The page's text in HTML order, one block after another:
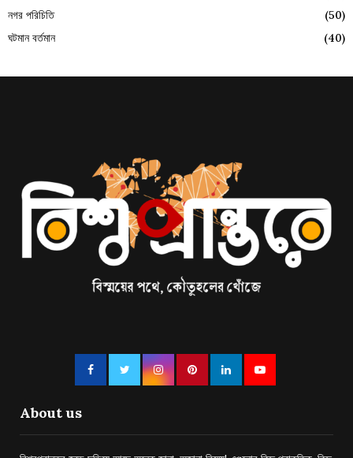
নগর পরিচিতি
(50)
ঘটমান বর্তমান
(40)
About us